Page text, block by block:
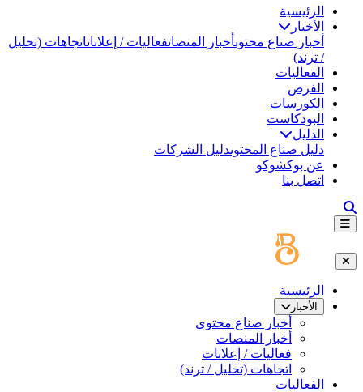
الرئيسية
الأخبار
أخبار صناع محتوىأخبار المنصاتفعاليات / إعلاناتاتجاهات (تحليل
/ ترند)
الفعاليات
الفرص
الكورسات
البودكاست
الدليل
دليل صناع المحتوىدليل الشركات
عن بوكشوكو
اتصل بنا
الرئيسية
الأخبار
أخبار صناع محتوى
أخبار المنصات
فعاليات / إعلانات
اتجاهات (تحليل / ترند)
الفعاليات